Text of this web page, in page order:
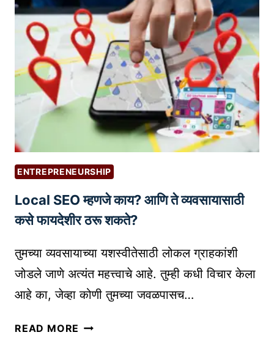
स
खो
ल
वि
श्ले
E
B
I
T
C
H
ग
:
क
ले
,
णा
चे
,
आ
णि
व
सा
या
चे
त्कृ
ENTREPRENEURSHIP
Local SEO म्हणजे काय? आणि ते व्यवसायासाठी
कसे फायदेशीर ठरू शकते?
तुमच्या व्यवसायाच्या यशस्वीतेसाठी लोकल ग्राहकांशी
जोडले जाणे अत्यंत महत्त्वाचे आहे. तुम्ही कधी विचार केला
आहे का, जेव्हा कोणी तुमच्या जवळपासच…
READ MORE L